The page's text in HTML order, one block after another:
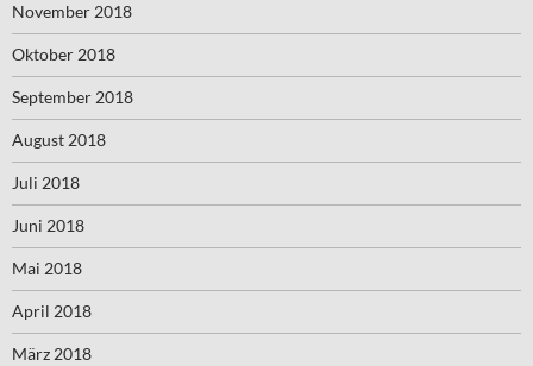
November 2018
Oktober 2018
September 2018
August 2018
Juli 2018
Juni 2018
Mai 2018
April 2018
März 2018